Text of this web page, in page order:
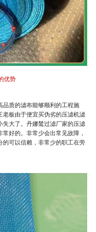
优势
质的滤布能够顺利的工程施
板由于便宜买伪劣的压滤机滤
大了。丹娜鸶过滤厂家的压滤
好的。非常少会出常见故障，
可以信赖，非常少的职工在旁